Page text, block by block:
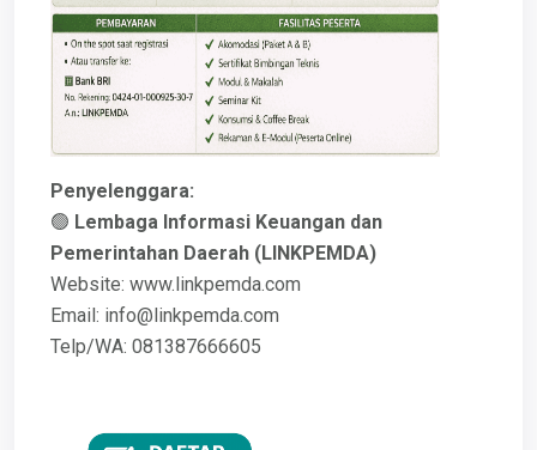
Penyelenggara:
🟢 Lembaga Informasi Keuangan dan
Pemerintahan Daerah (LINKPEMDA)
Website: www.linkpemda.com
Email: info@linkpemda.com
Telp/WA: 081387666605